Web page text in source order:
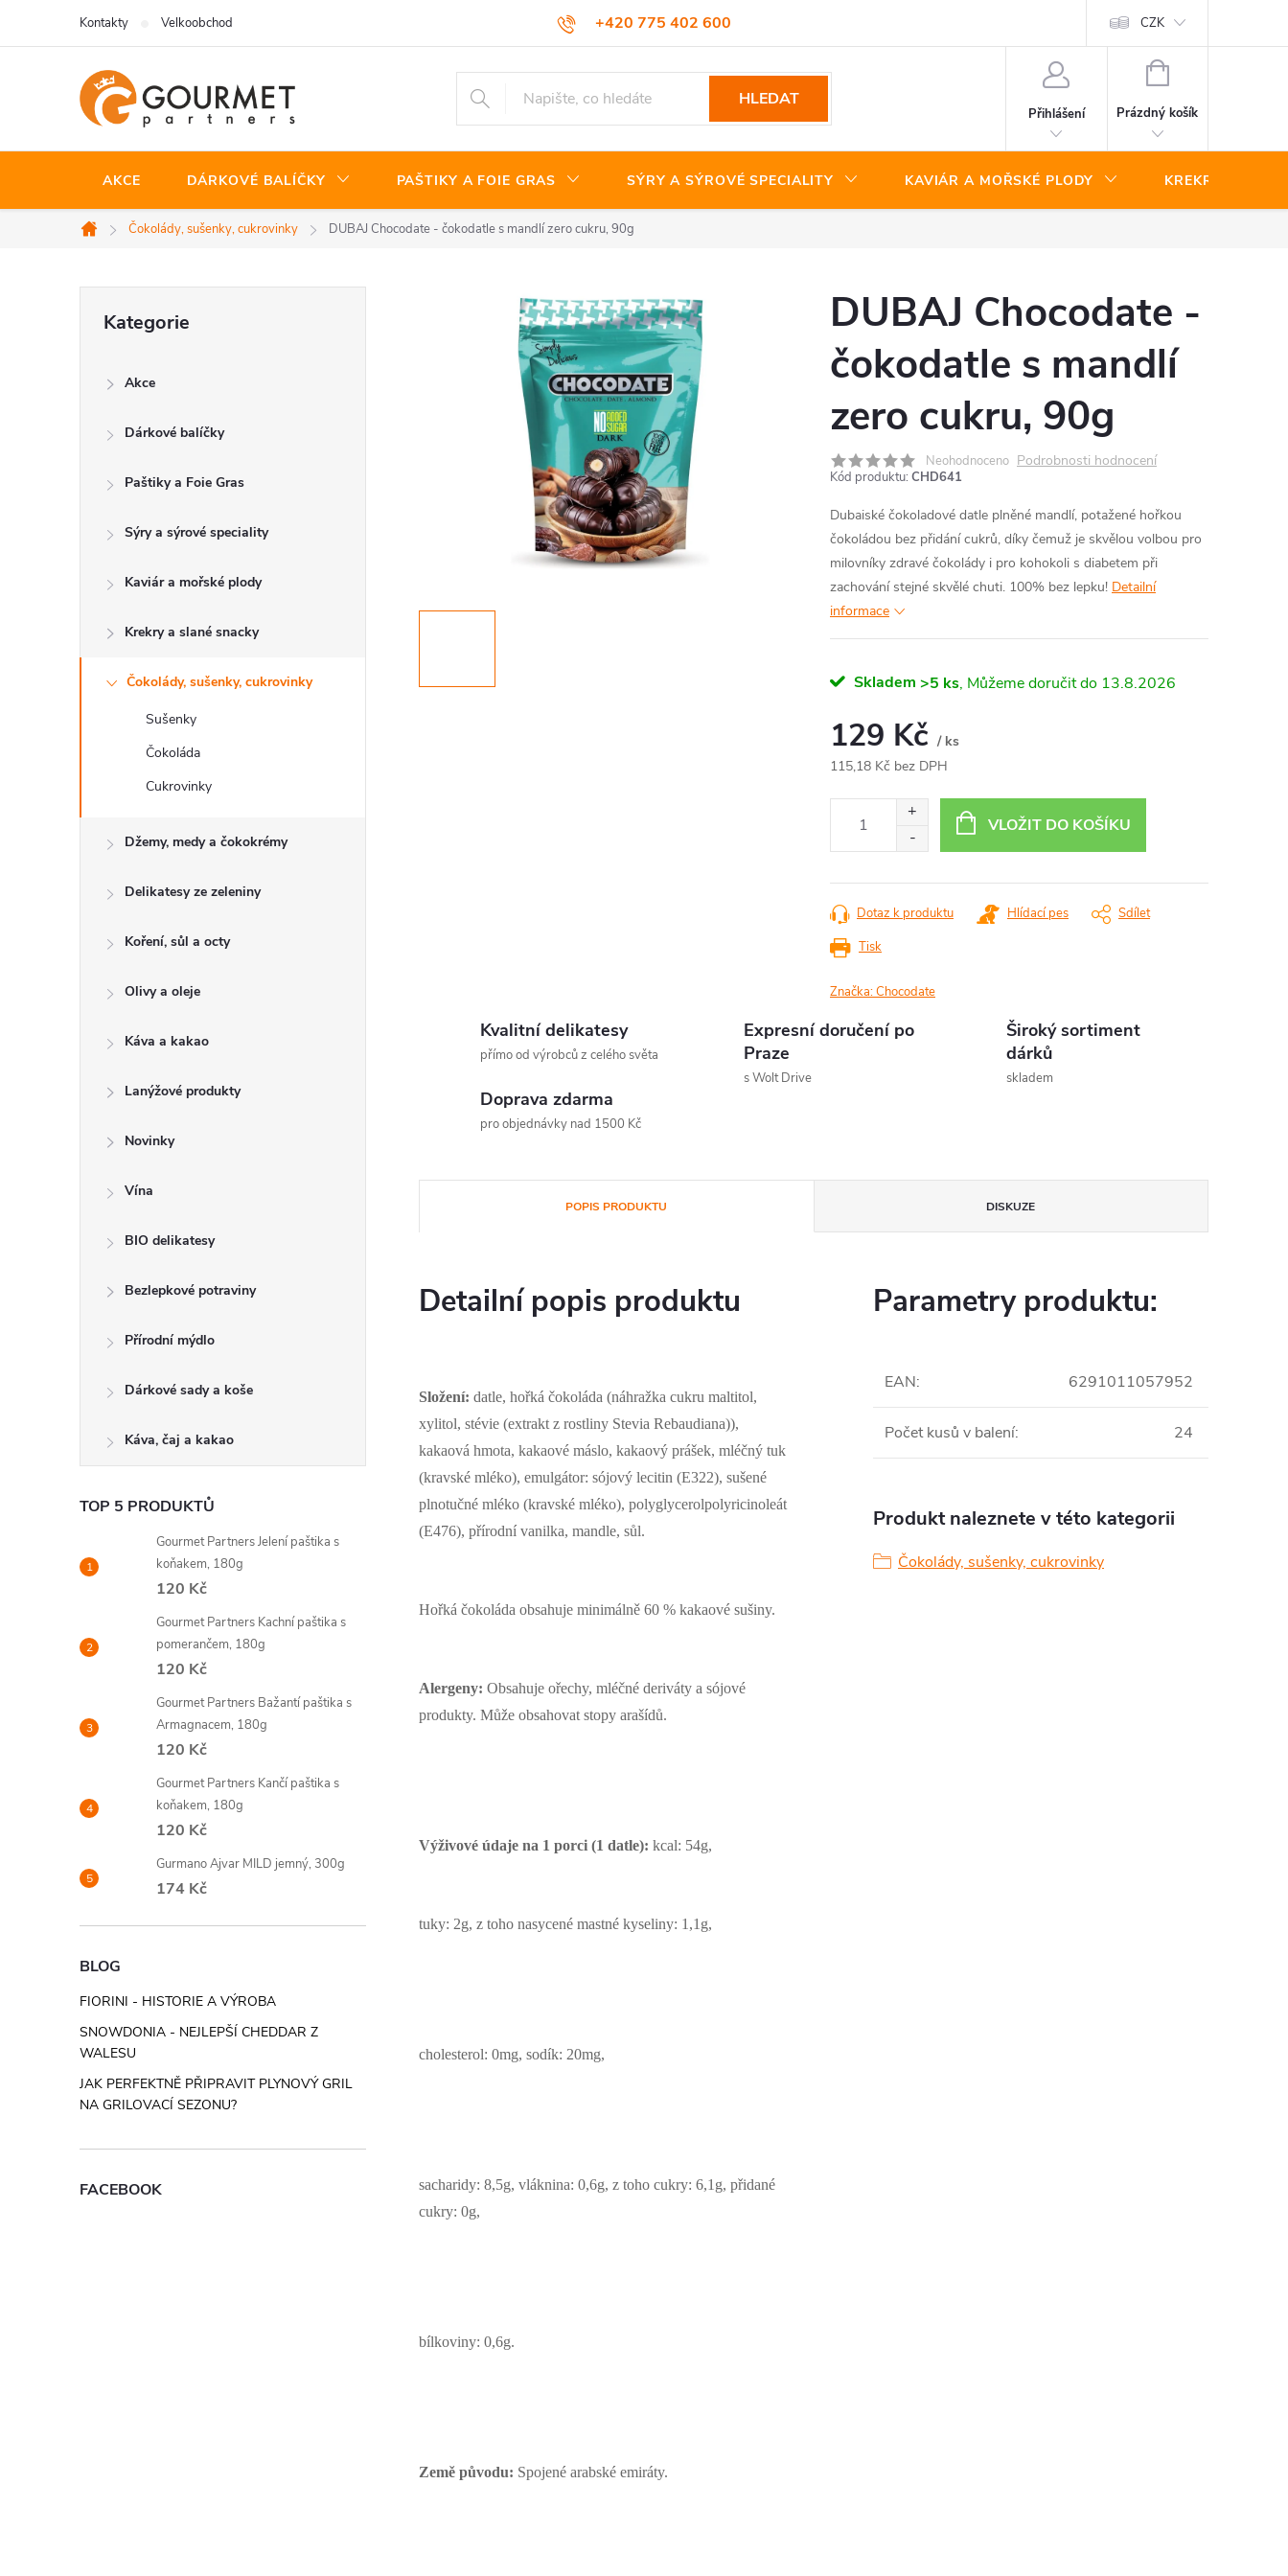
+420 775 402 600
Kontakty Velkoobchod CZK
HLEDAT
Přihlášení
NÁKUPNÍ
Prázdný košík
AKCE DÁRKOVÉ BALÍČKY PAŠTIKY A FOIE GRAS SÝRY A SÝROVÉ SPECIALITY KAVIÁR A MOŘSKÉ PLODY KREKRY A
Domů
Čokolády, sušenky, cukrovinky DUBAJ Chocodate - čokodatle s mandlí zero cukru, 90g
n
kategorie
Kategorie
Akce
Dárkové balíčky
Paštiky a Foie Gras
Sýry a sýrové speciality
Kaviár a mořské plody
Krekry a slané snacky
Čokolády, sušenky, cukrovinky
Sušenky
Čokoláda
Cukrovinky
Džemy, medy a čokokrémy
Delikatesy ze zeleniny
Koření, sůl a octy
Olivy a oleje
Káva a kakao
Lanýžové produkty
Novinky
Vína
BIO delikatesy
Bezlepkové potraviny
Přírodní mýdlo
Dárkové sady a koše
Káva, čaj a kakao
TOP 5 PRODUKTŮ
Gourmet Partners Jelení paštika s
koňakem, 180g
120 Kč
Gourmet Partners Kachní paštika s
pomerančem, 180g
120 Kč
Gourmet Partners Bažantí paštika s
Armagnacem, 180g
120 Kč
Gourmet Partners Kančí paštika s
koňakem, 180g
120 Kč
Gurmano Ajvar MILD jemný, 300g
174 Kč
BLOG
FIORINI - HISTORIE A VÝROBA
SNOWDONIA - NEJLEPŠÍ CHEDDAR Z
WALESU
JAK PERFEKTNĚ PŘIPRAVIT PLYNOVÝ GRIL
NA GRILOVACÍ SEZONU?
FACEBOOK
DUBAJ Chocodate -
čokodatle s mandlí
zero cukru, 90g
Neohodnoceno Podrobnosti hodnocení
Kód produktu: CHD641
Dubaiské čokoladové datle plněné mandlí, potažené hořkou
čokoládou bez přidání cukrů, díky čemuž je skvělou volbou pro
milovníky zdravé čokolády i pro kohokoli s diabetem při
zachování stejné skvělé chuti. 100% bez lepku! Detailní
informace
Skladem >5 ks 13.8.2026
129 Kč / ks
115,18 Kč bez DPH
VLOŽIT DO KOŠÍKU
Tisk
Dotaz k produktu Hlídací pes Sdílet
Značka:Chocodate
Kvalitní delikatesy
přímo od výrobců z celého světa
Expresní doručení po
Praze
s Wolt Drive
Široký sortiment
dárků
skladem
Doprava zdarma
pro objednávky nad 1500 Kč
POPIS PRODUKTU DISKUZE
Detailní popis produktu
Složení: datle, hořká čokoláda (náhražka cukru maltitol,
xylitol, stévie (extrakt z rostliny Stevia Rebaudiana)),
kakaová hmota, kakaové máslo, kakaový prášek, mléčný tuk
(kravské mléko), emulgátor: sójový lecitin (E322), sušené
plnotučné mléko (kravské mléko), polyglycerolpolyricinoleát
(E476), přírodní vanilka, mandle, sůl.
Hořká čokoláda obsahuje minimálně 60 % kakaové sušiny.
Alergeny: Obsahuje ořechy, mléčné deriváty a sójové
produkty. Může obsahovat stopy arašídů.
Výživové údaje na 1 porci (1 datle): kcal: 54g,
tuky: 2g, z toho nasycené mastné kyseliny: 1,1g,
cholesterol: 0mg, sodík: 20mg,
sacharidy: 8,5g, vláknina: 0,6g, z toho cukry: 6,1g, přidané
cukry: 0g,
bílkoviny: 0,6g.
Země původu: Spojené arabské emiráty.
Parametry produktu:
EAN: 6291011057952
Počet kusů v balení: 24
Produkt naleznete v této kategorii
Čokolády, sušenky, cukrovinky